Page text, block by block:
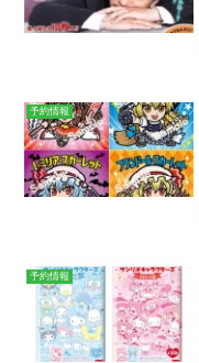
予約情報
予約情報